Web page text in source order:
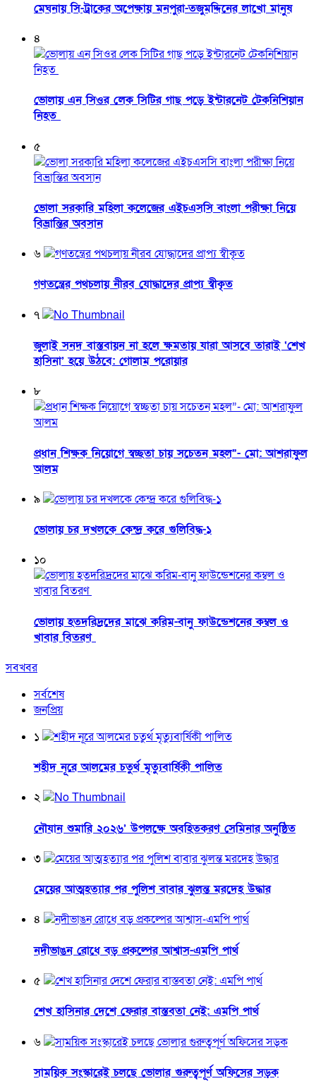
মেঘনায় সি-ট্রাকের অপেক্ষায় মনপুরা-তজুমদ্দিনের লাখো মানুষ
৪
ভোলায় এন সিওর লেক সিটির গাছ পড়ে ইন্টারনেট টেকনিশিয়ান
নিহত
৫
ভোলা সরকারি মহিলা কলেজের এইচএসসি বাংলা পরীক্ষা নিয়ে
বিভ্রান্তির অবসান
৬
গণতন্ত্রের পথচলায় নীরব যোদ্ধাদের প্রাপ্য স্বীকৃত
৭
জুলাই সনদ বাস্তবায়ন না হলে ক্ষমতায় যারা আসবে তারাই ‘শেখ
হাসিনা’ হয়ে উঠবে: গোলাম পরোয়ার
৮
প্রধান শিক্ষক নিয়োগে স্বচ্ছতা চায় সচেতন মহল”- মো: আশরাফুল
আলম
৯
ভোলায় চর দখলকে কেন্দ্র করে গুলিবিদ্ধ-১
১০
ভোলায় হতদরিদ্রদের মাঝে করিম-বানু ফাউন্ডেশনের কম্বল ও
খাবার বিতরণ
সবখবর
সর্বশেষ
জনপ্রিয়
১
শহীদ নূরে আলমের চতুর্থ মৃত্যুবার্ষিকী পালিত
২
নৌযান শুমারি ২০২৬’ উপলক্ষে অবহিতকরণ সেমিনার অনুষ্ঠিত
৩
মেয়ের আত্মহত্যার পর পুলিশ বাবার ঝুলন্ত মরদেহ উদ্ধার
৪
নদীভাঙন রোধে বড় প্রকল্পের আশ্বাস-এমপি পার্থ
৫
শেখ হাসিনার দেশে ফেরার বাস্তবতা নেই: এমপি পার্থ
৬
সাময়িক সংস্কারেই চলছে ভোলার গুরুত্বপূর্ণ অফিসের সড়ক